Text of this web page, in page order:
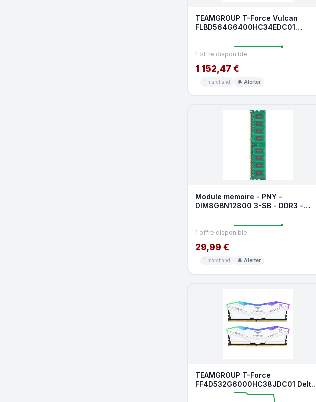
TEAMGROUP T-Force Vulcan
FLBD564G6400HC34EDC01
1 offre disponible
1 152,47 €
1 marchand 🔔 Alerter
Module memoire - PNY -
DIM8GBN12800 3-SB - DDR3 -
1 offre disponible
29,99 €
1 marchand 🔔 Alerter
TEAMGROUP T-Force
FF4D532G6000HC38JDC01 Delta
RGB DDR5 RAM 32 Go (2 x 16 Go)